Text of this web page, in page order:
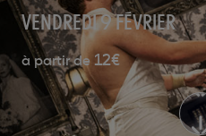
VENDREDI 9 FÉVRIER
à partir de 12€